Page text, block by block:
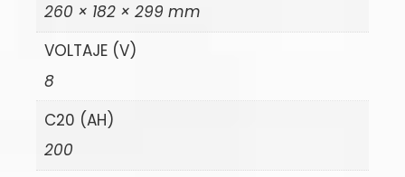
260 × 182 × 299 mm
VOLTAJE (V)
8
C20 (AH)
200